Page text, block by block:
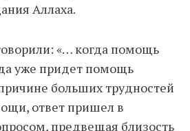
Аллаха.
«… когда помощь
уже придет помощь
больших трудностей
ответ пришел в
предвещая близость